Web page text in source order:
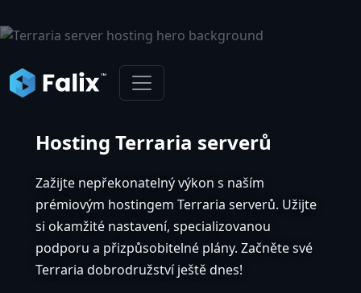
Hosting Terraria serverů
Zažijte nepřekonatelný výkon s naším
prémiovým hostingem Terraria serverů. Užijte
si okamžité nastavení, specializovanou
podporu a přizpůsobitelné plány. Začněte své
Terraria dobrodružství ještě dnes!